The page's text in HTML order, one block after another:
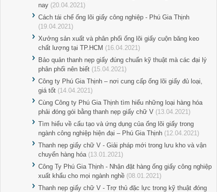
nay (20.04.2021)
Cách tái chế ống lõi giấy công nghiệp - Phú Gia Thịnh
(19.04.2021)
Xưởng sản xuất và phân phối ống lõi giấy cuộn băng keo
chất lượng tại TP.HCM (16.04.2021)
Bảo quản thanh nẹp giấy đúng chuẩn kỹ thuật mà các đại lý
phân phối nên biết (15.04.2021)
Công ty Phú Gia Thịnh – nơi cung cấp ống lõi giấy đủ loại,
giá tốt (14.04.2021)
Cùng Công ty Phú Gia Thịnh tìm hiểu những loại hàng hóa
phải đóng gói bằng thanh nẹp giấy chữ V (13.04.2021)
Tìm hiểu về cấu tạo và ứng dụng của ống lõi giấy trong
ngành công nghiệp hiện đại – Phú Gia Thịnh (12.04.2021)
Thanh nẹp giấy chữ V - Giải pháp mới trong lưu kho và vận
chuyển hàng hóa (13.01.2021)
Công Ty Phú Gia Thịnh - Nhận đặt hàng ống giấy công nghiệp
xuất khẩu cho mọi ngành nghề (08.01.2021)
Thanh nẹp giấy chữ V - Trợ thủ đặc lực trong kỹ thuật đóng